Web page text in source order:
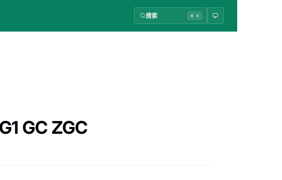
搜索 ⌘ K
GC ZGC